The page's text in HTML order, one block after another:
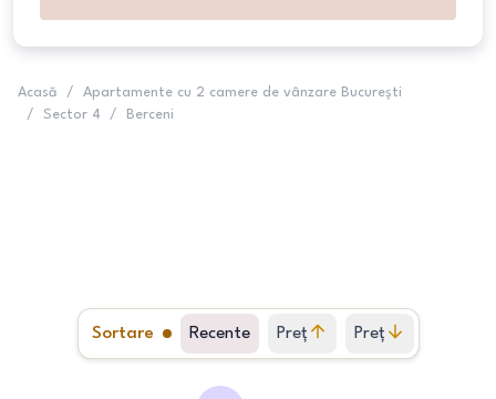
Acasă /
Apartamente cu 2 camere de vânzare București
/
Sector 4 / Berceni
Sortare Recente Preț
crescător
Preț
descrescător